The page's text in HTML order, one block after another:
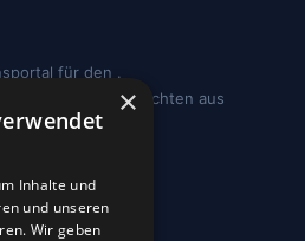
für den .
und Geschichten aus
×
Inhalte und
und unseren
Wir geben